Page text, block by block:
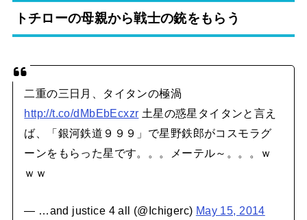
トチローの母親から戦士の銃をもらう
二重の三日月、タイタンの極渦
http://t.co/dMbEbEcxzr 土星の惑星タイタンと言え
ば、「銀河鉄道９９９」で星野鉄郎がコスモラグ
ーンをもらった星です。。。メーテル～。。。ｗ
ｗｗ
— …and justice 4 all (@Ichigerc) May 15, 2014